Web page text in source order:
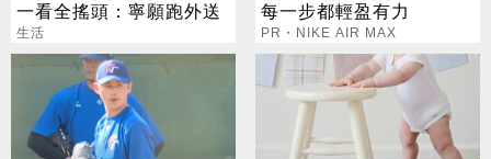
一看全搖頭：寧願跑外送
生活
每一步都輕盈有力
PR・NIKE AIR MAX